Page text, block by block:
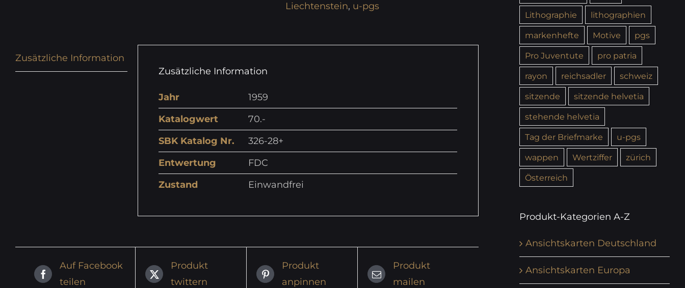
Liechtenstein, u-pgs
Zusätzliche Information
Zusätzliche Information
Jahr
1959
Katalogwert
70.-
SBK Katalog Nr.
326-28+
Entwertung
FDC
Zustand
Einwandfrei
Auf Facebook
teilen
Produkt
twittern
Produkt
anpinnen
Produkt
mailen
Lithographie
lithographien
markenhefte
Motive
pgs
Pro Juventute
pro patria
rayon
reichsadler
schweiz
sitzende
sitzende helvetia
stehende helvetia
Tag der Briefmarke
u-pgs
wappen
Wertziffer
zürich
Österreich
Produkt-Kategorien A-Z
Ansichtskarten Deutschland
Ansichtskarten Europa